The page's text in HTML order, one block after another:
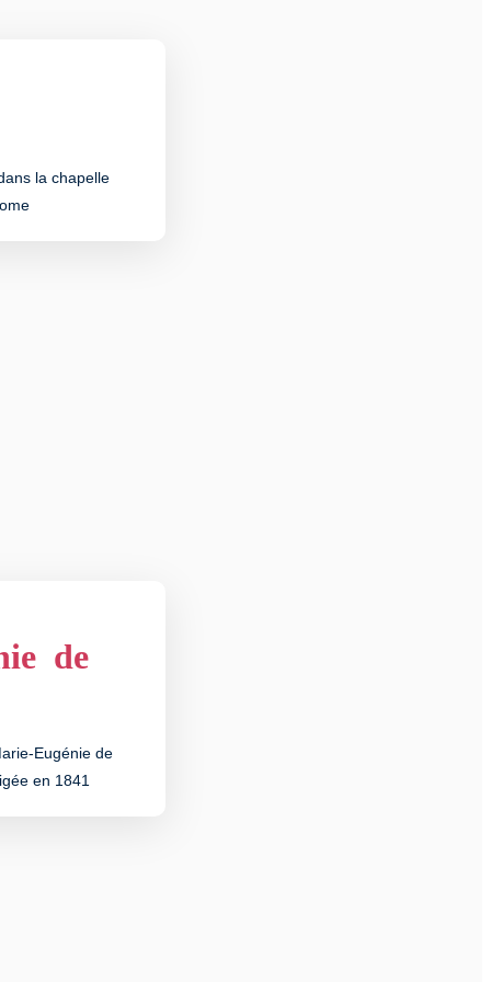
la chapelle
de
Eugénie de
en 1841